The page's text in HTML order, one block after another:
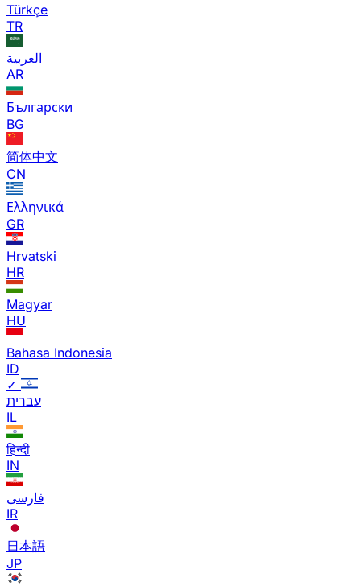
Türkçe
TR
العربية
AR
Български
BG
简体中文
CN
Ελληνικά
GR
Hrvatski
HR
Magyar
HU
Bahasa Indonesia
ID
✓
עברית
IL
हिन्दी
IN
فارسی
IR
日本語
JP